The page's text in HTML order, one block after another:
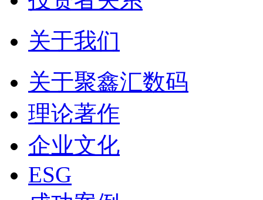
关于我们
关于聚鑫汇数码
理论著作
企业文化
ESG